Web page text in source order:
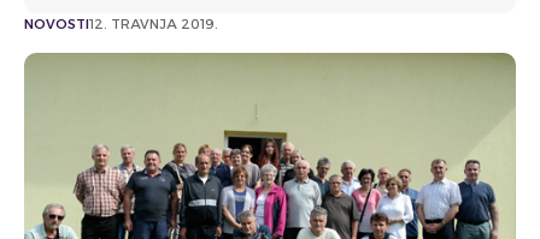
NOVOSTI12. TRAVNJA 2019.